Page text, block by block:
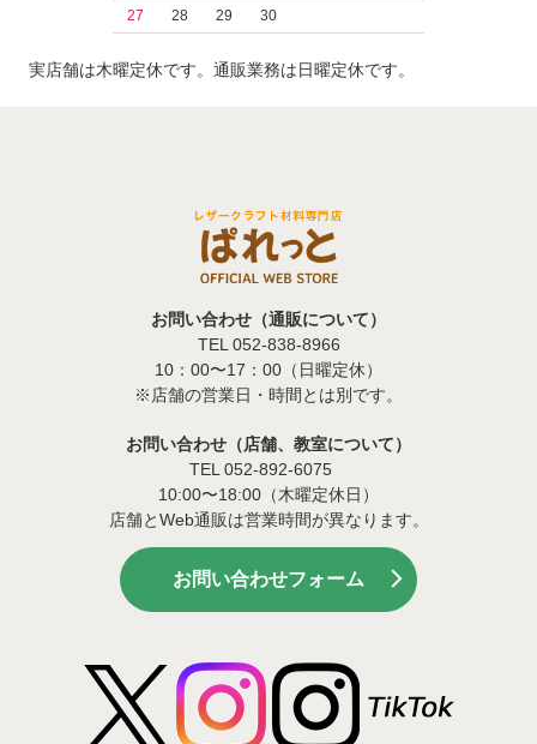
27
28 29 30
実店舗は木曜定休です。通販業務は日曜定休です。
お問い合わせ（通販について）
TEL 052-838-8966
10：00〜17：00（日曜定休）
※店舗の営業日・時間とは別です。
お問い合わせ（店舗、教室について）
TEL 052-892-6075
10:00〜18:00（木曜定休日）
店舗とWeb通販は営業時間が異なります。
お問い合わせフォーム